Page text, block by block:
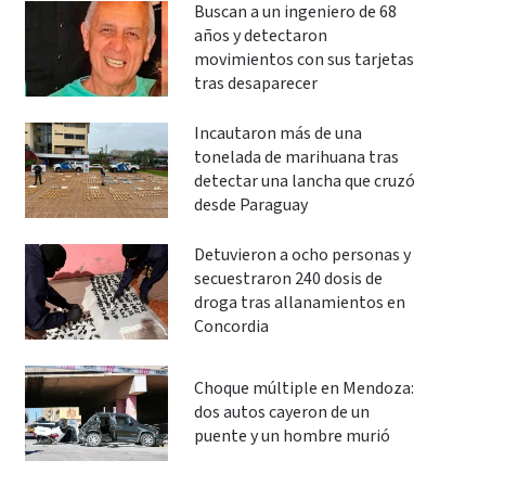
Buscan a un ingeniero de 68
años y detectaron
movimientos con sus tarjetas
tras desaparecer
Incautaron más de una
tonelada de marihuana tras
detectar una lancha que cruzó
desde Paraguay
Detuvieron a ocho personas y
secuestraron 240 dosis de
droga tras allanamientos en
Concordia
Choque múltiple en Mendoza:
dos autos cayeron de un
puente y un hombre murió